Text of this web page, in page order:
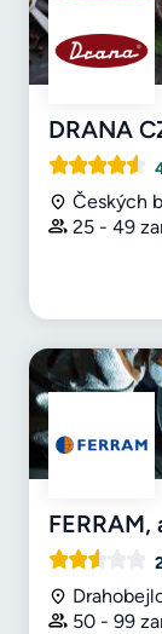
DRANA
Českých
25 - 49
FERRAM,
50 - 99